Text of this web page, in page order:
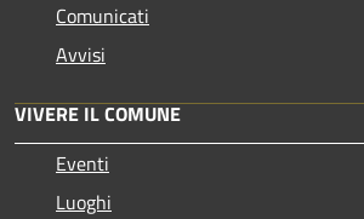
Comunicati
Avvisi
VIVERE IL COMUNE
Eventi
Luoghi